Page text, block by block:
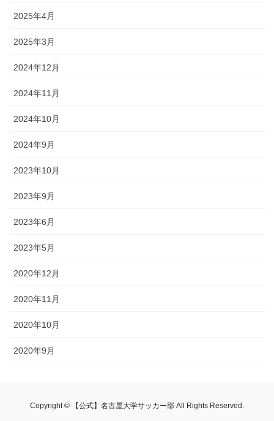
2025年4月
2025年3月
2024年12月
2024年11月
2024年10月
2024年9月
2023年10月
2023年9月
2023年6月
2023年5月
2020年12月
2020年11月
2020年10月
2020年9月
Copyright © 【公式】名古屋大学サッカー部 All Rights Reserved.